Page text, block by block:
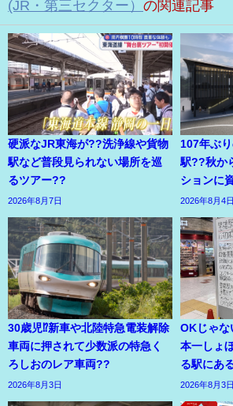
(JR・第三セクター） の関連記事
硬派なJR東海が??洗浄線や貨物
駅など普段見られない場所を巡
るツアー??
2026年8月7日
107年ぶ
駅??秋か
ションに
2026年8月4日
30歳児⁉新車や北陸特急電装解除
車両に押されて少数派の特急く
ろしおのレア車両??
2026年8月3日
OKじゃな
本一しょ
る駅にあ
2026年8月3日